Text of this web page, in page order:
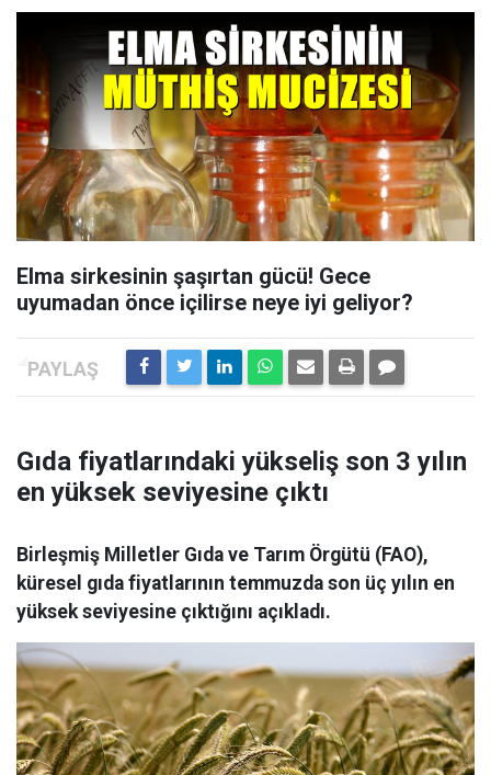
Elma sirkesinin şaşırtan gücü! Gece
uyumadan önce içilirse neye iyi geliyor?
Gıda fiyatlarındaki yükseliş son 3 yılın
en yüksek seviyesine çıktı
Birleşmiş Milletler Gıda ve Tarım Örgütü (FAO),
küresel gıda fiyatlarının temmuzda son üç yılın en
yüksek seviyesine çıktığını açıkladı.